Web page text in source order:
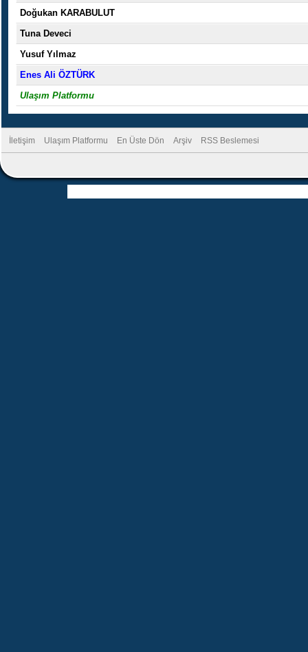
Doğukan KARABULUT
Tuna Deveci
Yusuf Yılmaz
Enes Ali ÖZTÜRK
Ulaşım Platformu
İletişim Ulaşım Platformu En Üste Dön Arşiv RSS Beslemesi